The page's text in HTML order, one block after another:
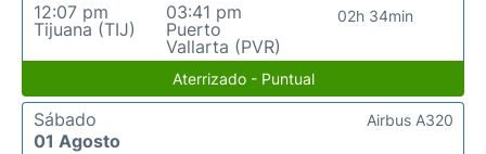
12:07 pm
Tijuana (TIJ)
03:41 pm
Puerto
Vallarta (PVR)
02h 34min
Aterrizado - Puntual
Sábado
01 Agosto
Airbus A320